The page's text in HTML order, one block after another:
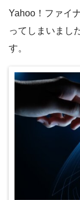
Yahoo！ファイ
ってしまいまし
す。